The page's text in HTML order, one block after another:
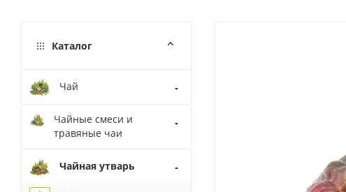
Каталог
Чай
Чайные смеси и
травяные чаи
Чайная утварь